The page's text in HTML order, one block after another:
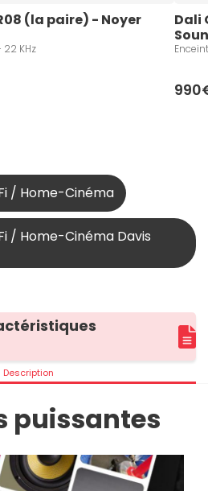
(la paire) - Noyer
KHz
Dali
/ Home-Cinéma
/ Home-Cinéma Davis
Description
puissantes